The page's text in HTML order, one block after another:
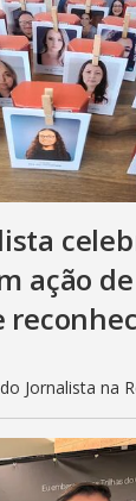
ação de
Jornalista na